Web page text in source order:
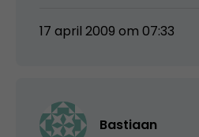
17 april 2009 om 07:33
Bastiaan